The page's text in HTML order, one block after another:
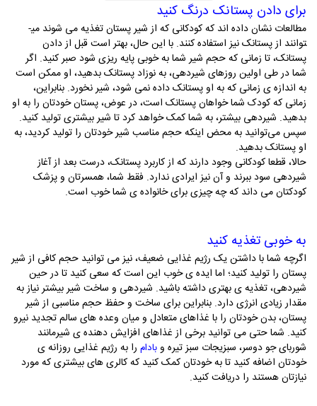
برای دادن پستانک درنگ کنید
مطالعات نشان داده ­اند که کودکانی که از شیر پستان تغذیه می ­شوند می­
توانند از پستانک نیز استفاده کنند. با این حال، بهتر است قبل از دادن
پستانک، تا زمانی که حجم شیر شما به خوبی پایه ریزی شود صبر کنید. اگر
شما در طی اولین روزهای شیردهی، به نوزاد پستانک بدهید، او ممکن است
به اندازه­ ی زمانی که به او پستانک داده نمی ­شود، شیر نخورد. بنابراین،
زمانی که کودک شما خواهان پستانک است، در عوض، پستان خودتان را به او
بدهید. شیردهی بیشتر، به شما کمک خواهد کرد تا شیر بیشتری تولید کنید.
سپس می‌توانید به محض اینکه حجم مناسب شیر خودتان را تولید کردید، به
او پستانک بدهید.
حالا، قطعا کودکانی وجود دارند که از کاربرد پستانک، درست بعد از آغاز
شیردهی سود ببرند و آن نیز ایرادی ندارد. فقط شما، همسرتان و پزشک
کودکتان می ­داند که چه چیزی برای خانواده­ ی شما خوب است.
به خوبی تغذیه کنید
اگرچه شما با داشتن یک رژیم غذایی ضعیف، نیز می­ توانید حجم کافی از شیر
پستان را تولید کنید؛ اما ایده­ ی خوب این است که سعی کنید تا در حین
شیردهی، تغذیه ­ی بهتری داشته باشید. شیردهی و ساخت شیر بیشتر نیاز به
مقدار زیادی انرژی دارد. بنابراین برای ساخت و حفظ حجم مناسبی از شیر
پستان، بدن خودتان را با غذاهای متعادل و میان­ وعده­ های سالم تجدید نیرو
کنید. شما حتی می ­توانید برخی از غذاهای افزایش دهنده­ ی شیرمانند
شوربای جو دوسر، سبزیجات سبز تیره وبادام را به رژیم غذایی روزانه­ ی
خودتان اضافه کنید تا به خودتان کمک کنید که کالری­ های بیشتری که مورد
نیازتان هستند را دریافت کنید.